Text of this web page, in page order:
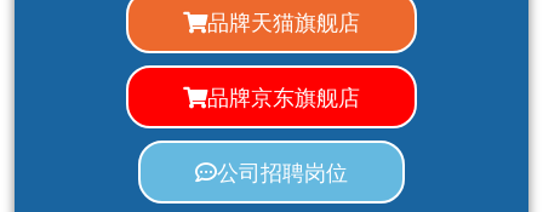
品牌天猫旗舰店
品牌京东旗舰店
公司招聘岗位